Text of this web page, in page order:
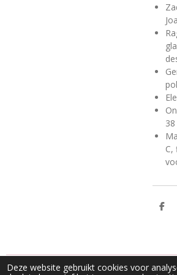
Deze website gebruikt cookies voor
38
C,
D